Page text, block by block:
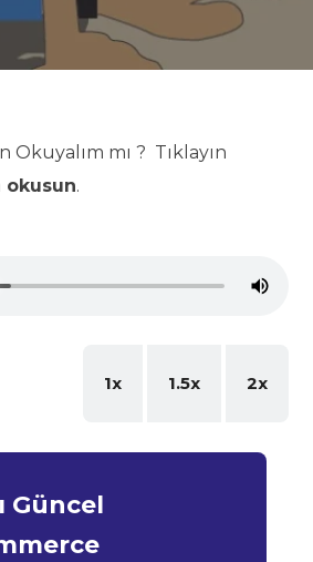
Okuyalım mı ? Tıklayın
okusun.
1x 1.5x 2x
Güncel